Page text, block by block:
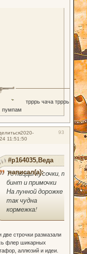
трррь чача трррь
пумпам
93
2020-
11:51:50
#p164035,Веда
написал(а):
То пиццы кусочки, то
бинт и примочки
На лунной дорожке
так чудна
кормежка!
две строчки размазали
флер шикарных
аллюзий и идеи.